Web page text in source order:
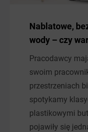
Nablatowe,
wody – czy
Pracodawcy
swoim
przestrzeniach
spotykamy
plastikowymi
pojawiły się